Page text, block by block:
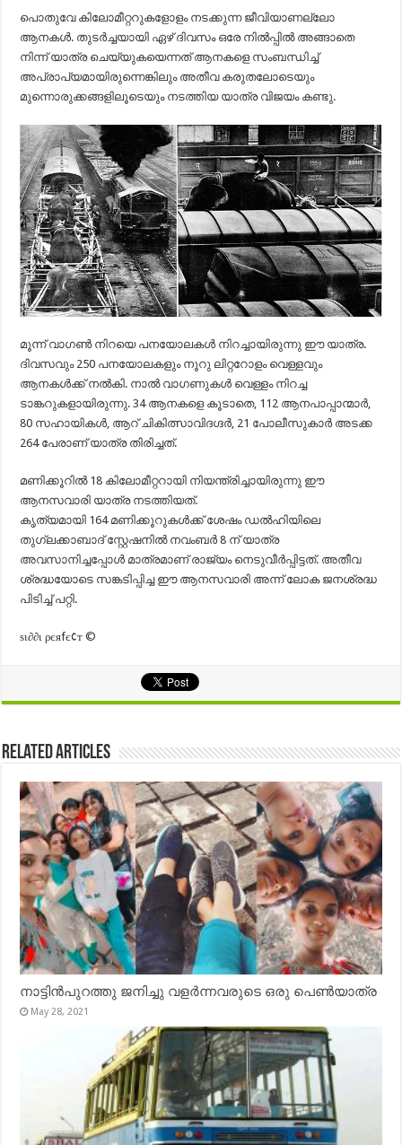
പൊതുവേ കിലോമീറ്ററുകളോളം നടക്കുന്ന ജീവിയാണല്ലോ
ആനകൾ. തുടർച്ചയായി ഏഴ്‌ ദിവസം ഒരേ നിൽപ്പിൽ അങ്ങാതെ
നിന്ന് യാത്ര ചെയ്യുകയെന്നത്‌‌ ആനകളെ സംബന്ധിച്ച്‌
അപ്രാപ്യമായിരുന്നെങ്കിലും അതീവ കരുതലോടെയും
മുന്നൊരുക്കങ്ങളിലൂടെയും നടത്തിയ യാത്ര വിജയം കണ്ടു.
മൂന്ന് വാഗൺ നിറയെ പനയോലകൾ നിറച്ചായിരുന്നു ഈ യാത്ര.
ദിവസവും 250 പനയോലകളും നൂറു ലിറ്ററോളം വെള്ളവും
ആനകൾക്ക്‌ നൽകി. നാൽ വാഗണുകൾ വെള്ളം നിറച്ച
ടാങ്കറുകളായിരുന്നു. 34 ആനകളെ കൂടാതെ, 112 ആനപാപ്പാന്മാർ,
80 സഹായികൾ, ആറ് ചികിത്സാവിദഗ്ദർ, 21 പോലീസുകാർ അടക്ക
264 പേരാണ് യാത്ര തിരിച്ചത്‌.
മണിക്കൂറിൽ 18 കിലോമീറ്ററായി നിയന്ത്രിച്ചായിരുന്നു ഈ
ആനസവാരി യാത്ര നടത്തിയത്‌.
കൃത്യമായി 164 മണിക്കൂറുകൾക്ക് ശേഷം ഡൽഹിയിലെ
തുഗ്ലക്കാബാദ് സ്റ്റേഷനിൽ നവംബർ 8 ന് യാത്ര
അവസാനിച്ചപ്പോൾ മാത്രമാണ്‌ രാജ്യം നെടുവീർപ്പിട്ടത്‌. അതീവ
ശ്രദ്ധയോടെ സങ്കടിപ്പിച്ച ഈ ആനസവാരി അന്ന് ലോക ജനശ്രദ്ധ
പിടിച്ച്‌ പറ്റി.
ѕι∂∂ι ρєяfє¢т ©
Related Articles
നാട്ടിൻപുറത്തു ജനിച്ചു വളർന്നവരുടെ ഒരു പെൺയാത്ര
May 28, 2021